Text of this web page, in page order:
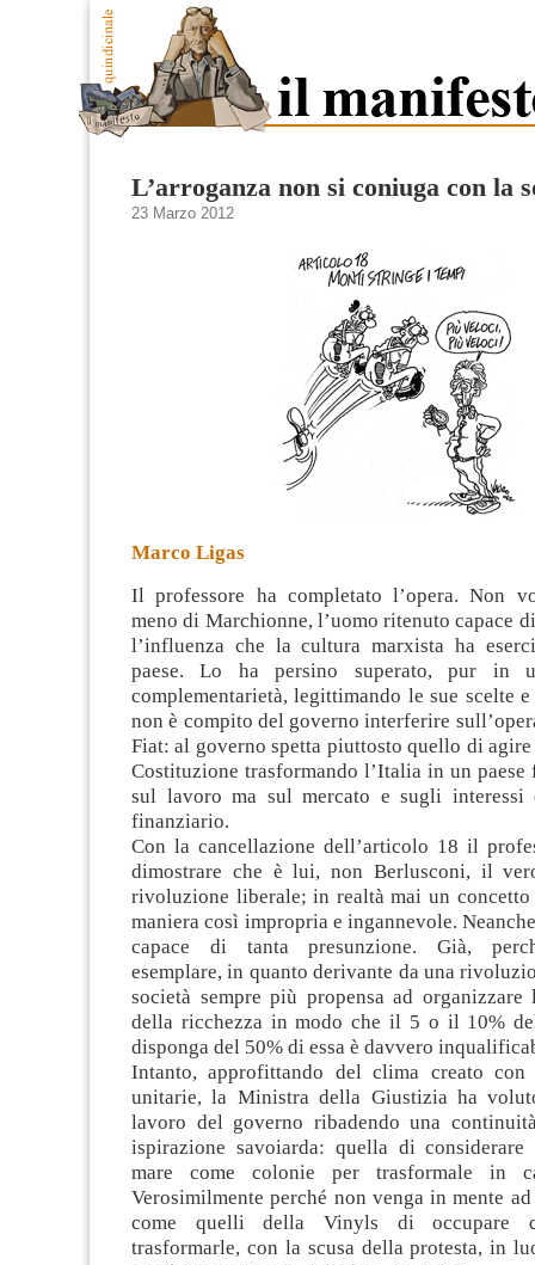
L’arroganza non si coniuga con la
23 Marzo 2012
Marco Ligas
Il professore ha completato l’opera. Non
meno di Marchionne, l’uomo ritenuto capace
l’influenza che la cultura marxista ha
paese. Lo ha persino superato, pur in
complementarietà,legittimando le sue scelte e
non è compito del governo interferire
Fiat: al governo spetta piuttosto quello di
Costituzione trasformando l’Italia in un
sul lavoro ma sul mercato e sugli interessi
finanziario.
Con la cancellazione dell’articolo 18 il
dimostrare che è lui, non Berlusconi, il
rivoluzione liberale; in realtà mai un concetto
maniera così impropria e ingannevole.
capace di tanta presunzione. Già,
esemplare, in quanto derivante da una
società sempre più propensa ad
della ricchezza in modo che il 5 o il 10%
disponga del 50% di essa è davvero
Intanto, approfittando del clima creato con
unitarie, la Ministra della Giustizia ha
lavoro del governo ribadendo una
ispirazione savoiarda: quella di
mare come colonie per trasformale in
Verosimilmente perché non venga in mente
come quelli della Vinyls di occupare
trasformarle, con la scusa della protesta, in